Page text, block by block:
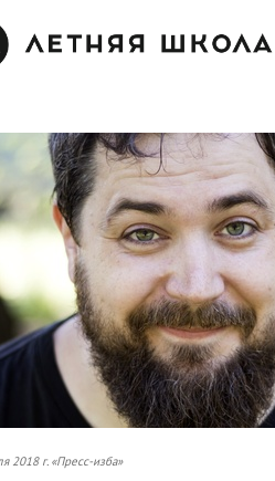
2018 г. «Пресс-изба»